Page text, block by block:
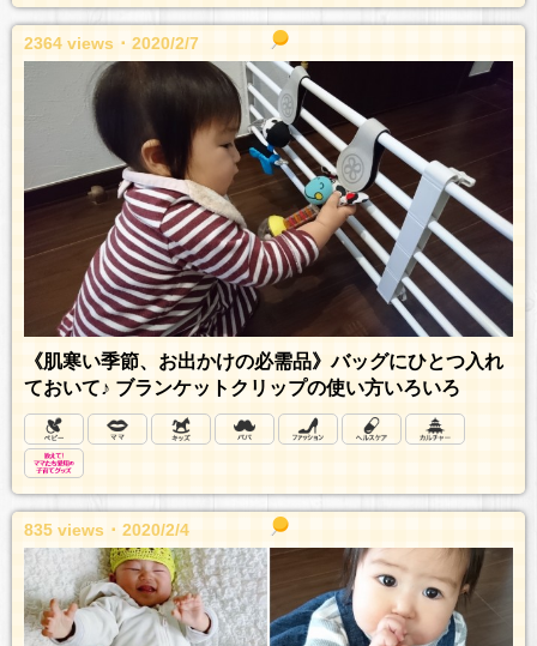
2364 views ･ 2020/2/7
《肌寒い季節、お出かけの必需品》バッグにひとつ入れ
ておいて♪ ブランケットクリップの使い方いろいろ
835 views ･ 2020/2/4